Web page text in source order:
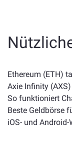
Kategorie ab —
Utility-Token,
anderen Typ
oder
Ethereum (ETH)
Axie Infinity
So funktioniert
Beste Geldbörse
iOS- und